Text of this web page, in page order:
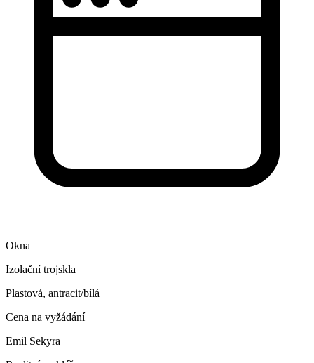
Okna
Izolační trojskla
Plastová, antracit/bílá
Cena na vyžádání
Emil Sekyra